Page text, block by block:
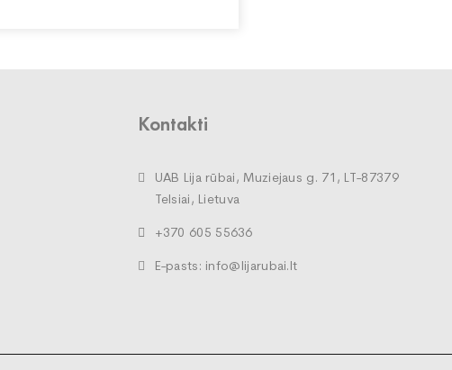
Kontakti
UAB Lija rūbai, Muziejaus g. 71, LT-87379
Telsiai, Lietuva
+370 605 55636
E-pasts: info@lijarubai.lt